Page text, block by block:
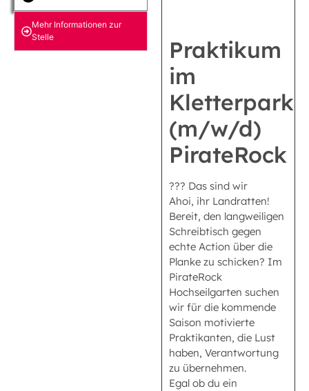
Mehr Informationen zur
Stelle
Praktikum
im
Kletterpark
(m/w/d)
PirateRock
??? Das sind wir
Ahoi, ihr Landratten!
Bereit, den langweiligen
Schreibtisch gegen
echte Action über die
Planke zu schicken? Im
PirateRock
Hochseilgarten suchen
wir für die kommende
Saison motivierte
Praktikanten, die Lust
haben, Verantwortung
zu übernehmen.
Egal ob du ein